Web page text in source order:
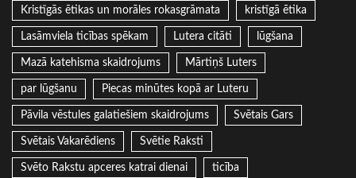
Kristīgās ētikas un morāles rokasgrāmata kristīgā ētika
Lasāmviela ticības spēkam Lutera citāti lūgšana
Mazā katehisma skaidrojums Mārtiņš Luters
par lūgšanu Piecas minūtes kopā ar Luteru
Pāvila vēstules galatiešiem skaidrojums Svētais Gars
Svētais Vakarēdiens Svētie Raksti
Svēto Rakstu apceres katrai dienai ticība